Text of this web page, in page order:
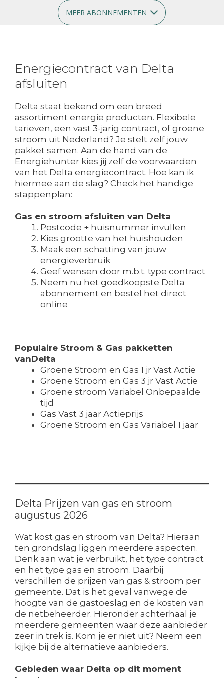
MEER ABONNEMENTEN
Energiecontract van Delta
afsluiten
Delta staat bekend om een breed
assortiment energie producten. Flexibele
tarieven, een vast 3-jarig contract, of groene
stroom uit Nederland? Je stelt zelf jouw
pakket samen. Aan de hand van de
Energiehunter kies jij zelf de voorwaarden
van het Delta energiecontract. Hoe kan ik
hiermee aan de slag? Check het handige
stappenplan:
Gas en stroom afsluiten van Delta
Postcode + huisnummer invullen
Kies grootte van het huishouden
Maak een schatting van jouw
energieverbruik
Geef wensen door m.b.t. type contract
Neem nu het goedkoopste Delta
abonnement en bestel het direct
online
Populaire Stroom & Gas pakketten
vanDelta
Groene Stroom en Gas 1 jr Vast Actie
Groene Stroom en Gas 3 jr Vast Actie
Groene stroom Variabel Onbepaalde
tijd
Gas Vast 3 jaar Actieprijs
Groene Stroom en Gas Variabel 1 jaar
Delta Prijzen van gas en stroom
augustus 2026
Wat kost gas en stroom van Delta? Hieraan
ten grondslag liggen meerdere aspecten.
Denk aan wat je verbruikt, het type contract
en het type gas en stroom. Daarbij
verschillen de prijzen van gas & stroom per
gemeente. Dat is het geval vanwege de
hoogte van de gastoeslag en de kosten van
de netbeheerder. Hieronder achterhaal je
meerdere gemeenten waar deze aanbieder
zeer in trek is. Kom je er niet uit? Neem een
kijkje bij de alternatieve aanbieders.
Gebieden waar Delta op dit moment